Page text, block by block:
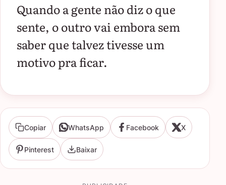
Quando a gente não diz o que
sente, o outro vai embora sem
saber que talvez tivesse um
motivo pra ficar.
Copiar WhatsApp Facebook X
Pinterest Baixar